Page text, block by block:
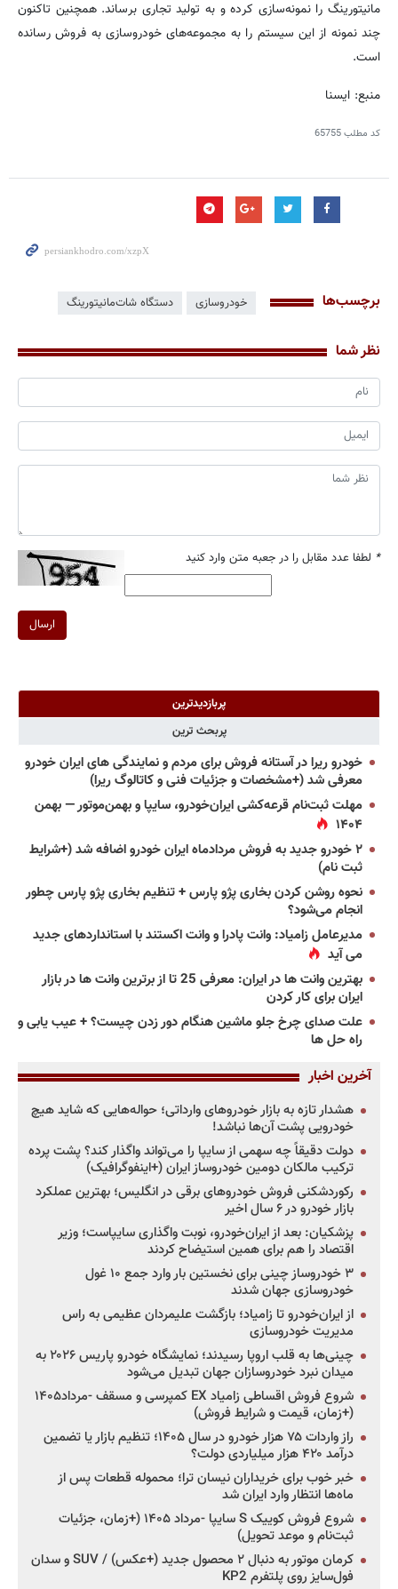
مانیتورینگ را نمونه‌سازی کرده و به تولید تجاری برساند. همچنین تاکنون
چند نمونه از این سیستم را به مجموعه‌های خودروسازی به فروش رسانده
است.
منبع: ایسنا
کد مطلب65755
برچسب‌ها خودروسازی دستگاه شات‌مانیتورینگ
نظر شما
* لطفا عدد مقابل را در جعبه متن وارد کنید
ارسال
پربازدیدترین
پربحث ترین
خودرو ریرا در آستانه فروش برای مردم و نمایندگی های ایران خودرو
معرفی شد (+مشخصات و جزئیات فنی و کاتالوگ ریرا)
مهلت ثبت‌نام قرعه‌کشی ایران‌خودرو، سایپا و بهمن‌موتور — بهمن
۱۴۰۴
۲ خودرو جدید به فروش مردادماه ایران خودرو اضافه شد (+شرایط
ثبت نام)
نحوه روشن کردن بخاری پژو پارس + تنظیم بخاری پژو پارس چطور
انجام می‌شود؟
مدیرعامل زامیاد: وانت پادرا و وانت اکستند با استانداردهای جدید
می آید
بهترین وانت ها در ایران: معرفی 25 تا از برترین وانت ها در بازار
ایران برای کار کردن
علت صدای چرخ جلو ماشین هنگام دور زدن چیست؟ + عیب یابی و
راه حل ها
آخرین اخبار
هشدار تازه به بازار خودروهای وارداتی؛ حواله‌هایی که شاید هیچ
خودرویی پشت آن‌ها نباشد!
دولت دقیقاً چه سهمی از سایپا را می‌تواند واگذار کند؟ پشت پرده
ترکیب مالکان دومین خودروساز ایران (+اینفوگرافیک)
رکوردشکنی فروش خودروهای برقی در انگلیس؛ بهترین عملکرد
بازار خودرو در ۶ سال اخیر
پزشکیان: بعد از ایران‌خودرو، نوبت واگذاری سایپاست؛ وزیر
اقتصاد را هم برای همین استیضاح کردند
۳ خودروساز چینی برای نخستین بار وارد جمع ۱۰ غول
خودروسازی جهان شدند
از ایران‌خودرو تا زامیاد؛ بازگشت علیمردان عظیمی به راس
مدیریت خودروسازی
چینی‌ها به قلب اروپا رسیدند؛ نمایشگاه خودرو پاریس ۲۰۲۶ به
میدان نبرد خودروسازان جهان تبدیل می‌شود
شروع فروش اقساطی زامیاد EX کمپرسی و مسقف -مرداد۱۴۰۵
(+زمان، قیمت و شرایط فروش)
راز واردات ۷۵ هزار خودرو در سال ۱۴۰۵؛ تنظیم بازار یا تضمین
درآمد ۴۲۰ هزار میلیاردی دولت؟
خبر خوب برای خریداران نیسان ترا؛ محموله قطعات پس از
ماه‌ها انتظار وارد ایران شد
شروع فروش کوییک S سایپا -مرداد ۱۴۰۵ (+زمان، جزئیات
ثبت‌نام و موعد تحویل)
کرمان موتور به دنبال ۲ محصول جدید (+عکس) / SUV و سدان
فول‌سایز روی پلتفرم KP2